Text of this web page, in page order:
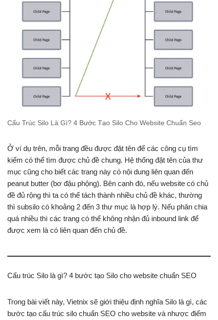
Cấu Trúc Silo Là Gì? 4 Bước Tạo Silo Cho Website Chuẩn Seo
Ở ví dụ trên, mỗi trang đều được đặt tên để các công cụ tìm
kiếm có thể tìm được chủ đề chung. Hệ thống đặt tên của thư
mục cũng cho biết các trang này có nội dung liên quan đến
peanut butter (bơ đậu phộng). Bên cạnh đó, nếu website có chủ
đề đủ rộng thì ta có thể tách thành nhiều chủ đề khác, thường
thì subsilo có khoảng 2 đến 3 thư mục là hợp lý. Nếu phân chia
quá nhiều thì các trang có thể không nhận đủ inbound link để
được xem là có liên quan đến chủ đề.
Cấu trúc Silo là gì? 4 bước tạo Silo cho website chuẩn SEO
Trong bài viết này, Vietnix sẽ giới thiệu định nghĩa Silo là gì, các
bước tạo cấu trúc silo chuẩn SEO cho website và nhược điểm